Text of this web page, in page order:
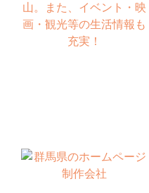
山。また、イベント・映
画・観光等の生活情報も
充実！